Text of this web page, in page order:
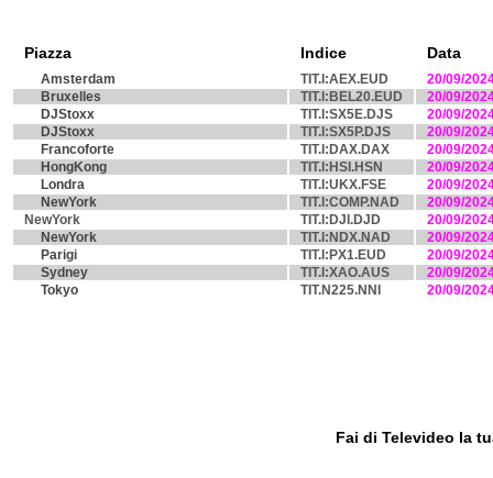
Piazza Indice Data
Amsterdam TIT.I:AEX.EUD
20/09/
Bruxelles
TIT.I:BEL20.EUD
20/09/
DJStoxx
TIT.I:SX5E.DJS
20/09/
DJStoxx
TIT.I:SX5P.DJS
20/09/
Francoforte
TIT.I:DAX.DAX
20/09/
HongKong
TIT.I:HSI.HSN
20/09/
Londra
TIT.I:UKX.FSE
20/09/
NewYork
TIT.I:COMP.NAD
20/09/
NewYork
TIT.I:DJI.DJD
20/09/
NewYork
TIT.I:NDX.NAD
20/09/
Parigi
TIT.I:PX1.EUD
20/09/
Sydney
TIT.I:XAO.AUS
20/09/
Tokyo
TIT.N225.NNI 20/09/
Fai di Televideo la